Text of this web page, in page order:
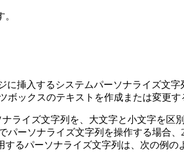
に挿入するシステムパーソナライズ文
ボックスのテキストを作成または変更
ライズ文字列を、大文字と小文字を区
パーソナライズ文字列を操作する場合
るパーソナライズ文字列は、次の例の